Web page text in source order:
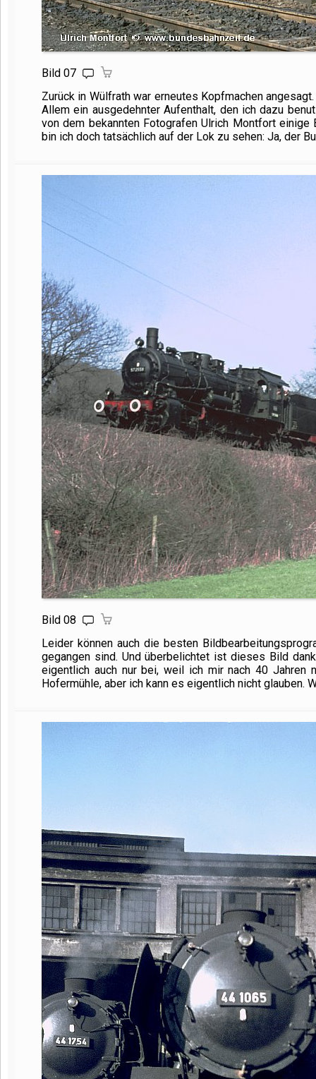
Bild 07
Zurück in Wülfrath war erneutes Kopfmachen
Allem ein ausgedehnter Aufenthalt, den ich dazu
von dem bekannten Fotografen Ulrich Montfort
bin ich doch tatsächlich auf der Lok zu sehen: Ja, der
Bild 08
Leider können auch die besten
gegangen sind. Und überbelichtet ist dieses Bild
eigentlich auch nur bei, weil ich mir nach 40 Jahren
Hofermühle, aber ich kann es eigentlich nicht glauben.